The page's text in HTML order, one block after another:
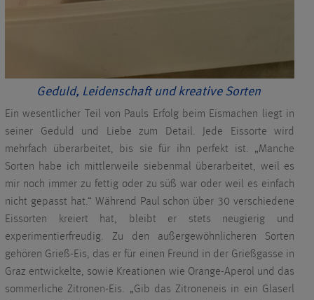
Geduld, Leidenschaft und kreative Sorten
Ein wesentlicher Teil von Pauls Erfolg beim Eismachen liegt in
seiner Geduld und Liebe zum Detail. Jede Eissorte wird
mehrfach überarbeitet, bis sie für ihn perfekt ist. „Manche
Sorten habe ich mittlerweile siebenmal überarbeitet, weil es
mir noch immer zu fettig oder zu süß war oder weil es einfach
nicht gepasst hat.“ Während Paul schon über 30 verschiedene
Eissorten kreiert hat, bleibt er stets neugierig und
experimentierfreudig. Zu den außergewöhnlicheren Sorten
gehören Grieß-Eis, das er für einen Freund in der Grießgasse in
Graz entwickelte, sowie Kreationen wie Orange-Aperol und das
sommerliche Zitronen-Eis. „Gib das Zitroneneis in ein Glaserl